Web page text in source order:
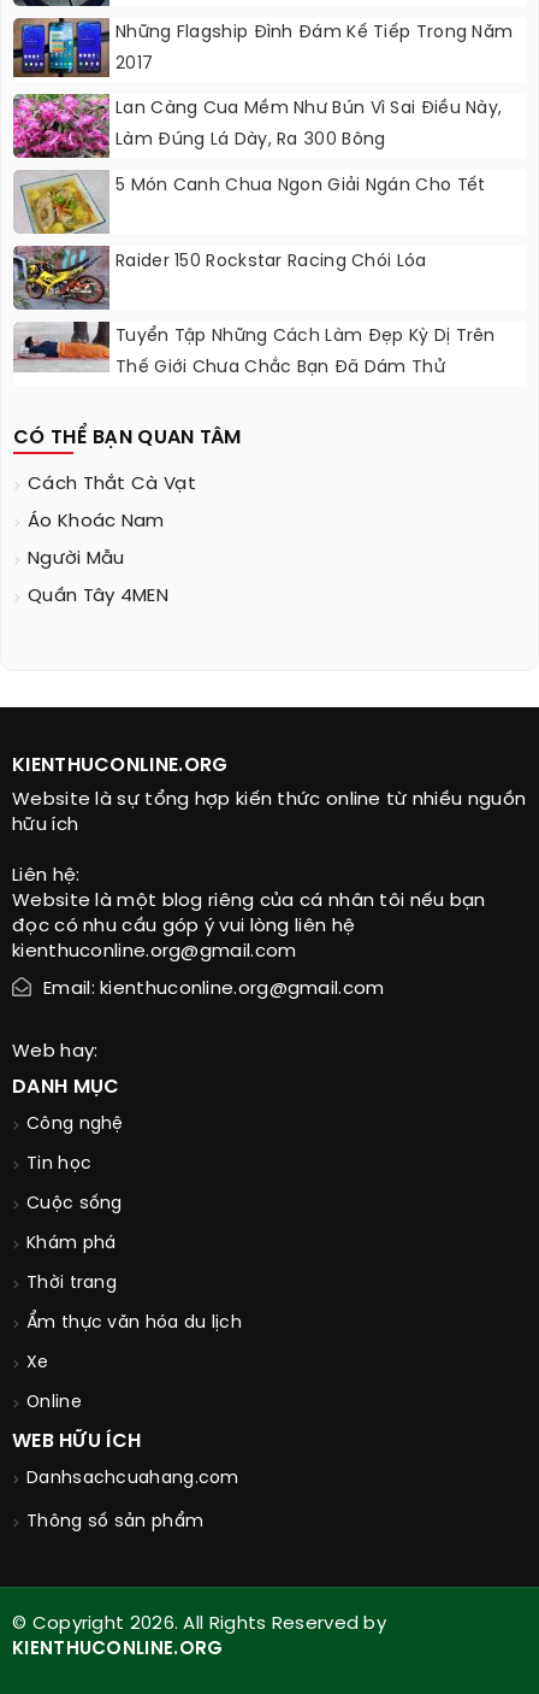
Những Flagship Đình Đám Kế Tiếp Trong Năm
2017
Lan Càng Cua Mềm Như Bún Vì Sai Điều Này,
Làm Đúng Lá Dày, Ra 300 Bông
5 Món Canh Chua Ngon Giải Ngán Cho Tết
Raider 150 Rockstar Racing Chói Lóa
Tuyển Tập Những Cách Làm Đẹp Kỳ Dị Trên
Thế Giới Chưa Chắc Bạn Đã Dám Thử
CÓ THỂ BẠN QUAN TÂM
Cách Thắt Cà Vạt
Áo Khoác Nam
Người Mẫu
Quần Tây 4MEN
KIENTHUCONLINE.ORG
Website là sự tổng hợp kiến thức online từ nhiều nguồn
hữu ích
Liên hệ:
Website là một blog riêng của cá nhân tôi nếu bạn
đọc có nhu cầu góp ý vui lòng liên hệ
kienthuconline.org@gmail.com
Email: kienthuconline.org@gmail.com
Web hay:
DANH MỤC
Công nghệ
Tin học
Cuộc sống
Khám phá
Thời trang
Ẩm thực văn hóa du lịch
Xe
Online
WEB HỮU ÍCH
Danhsachcuahang.com
Thông số sản phẩm
© Copyright 2026. All Rights Reserved by
KIENTHUCONLINE.ORG